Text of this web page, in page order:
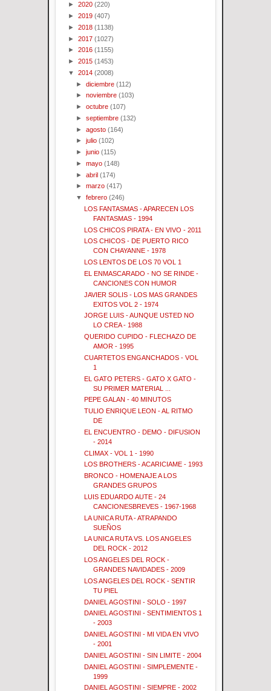
► 2020 (220)
► 2019 (407)
► 2018 (1138)
► 2017 (1027)
► 2016 (1155)
► 2015 (1453)
▼ 2014 (2008)
►diciembre (112)
►noviembre (103)
►octubre (107)
►septiembre (132)
►agosto (164)
►julio (102)
►junio (115)
►mayo (148)
►abril (174)
►marzo (417)
▼febrero (246)
LOS FANTASMAS - APARECEN LOS
FANTASMAS - 1994
LOS CHICOS PIRATA - EN VIVO - 2011
LOS CHICOS - DE PUERTO RICO
CON CHAYANNE - 1978
LOS LENTOS DE LOS 70 VOL 1
EL ENMASCARADO - NO SE RINDE -
CANCIONES CON HUMOR
JAVIER SOLIS - LOS MAS GRANDES
EXITOS VOL 2 - 1974
JORGE LUIS - AUNQUE USTED NO
LO CREA - 1988
QUERIDO CUPIDO - FLECHAZO DE
AMOR - 1995
CUARTETOS ENGANCHADOS - VOL
1
EL GATO PETERS - GATO X GATO -
SU PRIMER MATERIAL ...
PEPE GALAN - 40 MINUTOS
TULIO ENRIQUE LEON - AL RITMO
DE
EL ENCUENTRO - DEMO - DIFUSION
- 2014
CLIMAX - VOL 1 - 1990
LOS BROTHERS - ACARICIAME - 1993
BRONCO - HOMENAJE A LOS
GRANDES GRUPOS
LUIS EDUARDO AUTE - 24
CANCIONESBREVES - 1967-1968
LA UNICA RUTA - ATRAPANDO
SUEÑOS
LA UNICA RUTA VS. LOS ANGELES
DEL ROCK - 2012
LOS ANGELES DEL ROCK -
GRANDES NAVIDADES - 2009
LOS ANGELES DEL ROCK - SENTIR
TU PIEL
DANIEL AGOSTINI - SOLO - 1997
DANIEL AGOSTINI - SENTIMIENTOS 1
- 2003
DANIEL AGOSTINI - MI VIDA EN VIVO
- 2001
DANIEL AGOSTINI - SIN LIMITE - 2004
DANIEL AGOSTINI - SIMPLEMENTE -
1999
DANIEL AGOSTINI - SIEMPRE - 2002